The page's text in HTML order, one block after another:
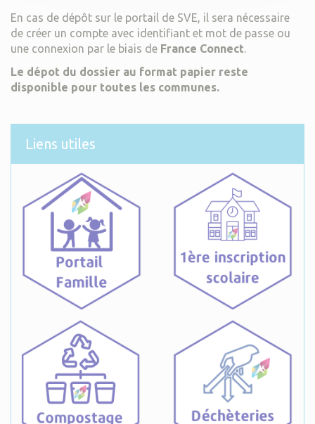
En cas de dépôt sur le portail de SVE, il sera nécessaire
de créer un compte avec identifiant et mot de passe ou
une connexion par le biais de France Connect.
Le dépot du dossier au format papier reste
disponible pour toutes les communes.
Liens utiles